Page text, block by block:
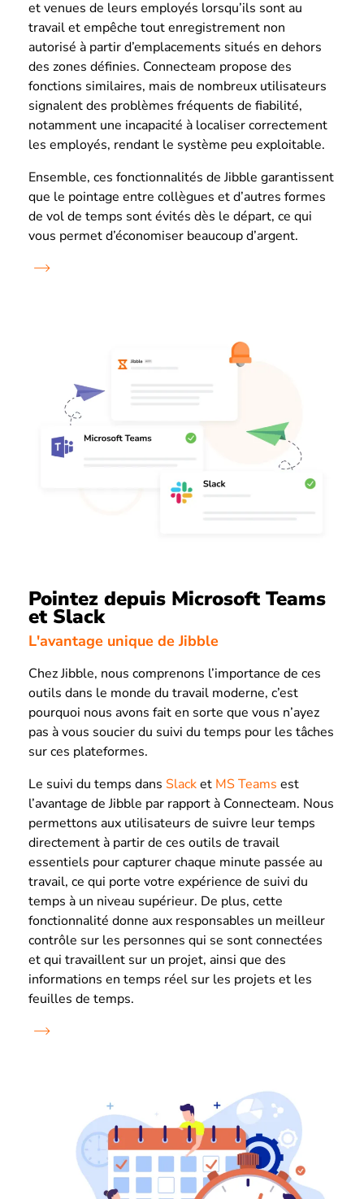
et venues de leurs employés lorsqu’ils sont au
travail et empêche tout enregistrement non
autorisé à partir d’emplacements situés en dehors
des zones définies. Connecteam propose des
fonctions similaires, mais de nombreux utilisateurs
signalent des problèmes fréquents de fiabilité,
notamment une incapacité à localiser correctement
les employés, rendant le système peu exploitable.
Ensemble, ces fonctionnalités de Jibble garantissent
que le pointage entre collègues et d’autres formes
de vol de temps sont évités dès le départ, ce qui
vous permet d’économiser beaucoup d’argent.
Pointez depuis Microsoft Teams
et Slack
L'avantage unique de Jibble
Chez Jibble, nous comprenons l’importance de ces
outils dans le monde du travail moderne, c’est
pourquoi nous avons fait en sorte que vous n’ayez
pas à vous soucier du suivi du temps pour les tâches
sur ces plateformes.
Le suivi du temps dans Slacket MS Teams est
l’avantage de Jibble par rapport à Connecteam. Nous
permettons aux utilisateurs de suivre leur temps
directement à partir de ces outils de travail
essentiels pour capturer chaque minute passée au
travail, ce qui porte votre expérience de suivi du
temps à un niveau supérieur. De plus, cette
fonctionnalité donne aux responsables un meilleur
contrôle sur les personnes qui se sont connectées
et qui travaillent sur un projet, ainsi que des
informations en temps réel sur les projets et les
feuilles de temps.